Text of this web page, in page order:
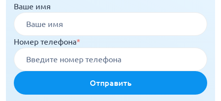
Ваше имя
Номер телефона*
Отправить